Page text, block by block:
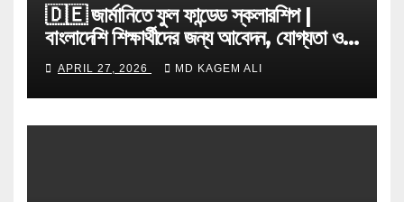
🇩🇪 জার্মানিতে ফুল ফান্ডেড স্কলারশিপ |
বাংলাদেশি শিক্ষার্থীদের জন্য আবেদন, যোগ্যতা ও
টিপস
APRIL 27, 2026 MD KAGEM ALI